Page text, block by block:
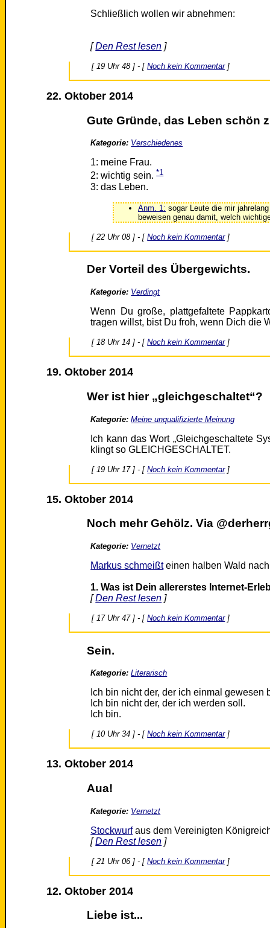
Schließlich wollen wir abnehmen:
[Den Rest lesen ]
[ 19 Uhr 48 ] - [Noch kein Kommentar]
22. Oktober 2014
Gute Gründe, das Leben schön
Kategorie: Verschiedenes
1: meine Frau.
2: wichtig sein.*1
3: das Leben.
Anm. 1: sogar Leute die mir
beweisen genau damit, welch
[ 22 Uhr 08 ] - [Noch kein Kommentar]
Der Vorteil des Übergewichts.
Kategorie: Verdingt
Wenn Du große, plattgefaltete
tragen willst, bist Du froh, wenn Dich die
[ 18 Uhr 14 ] - [Noch kein Kommentar]
19. Oktober 2014
Wer ist hier „gleichgeschaltet“?
Kategorie: Meine unqualifizierte Meinung
Ich kann das Wort „Gleichgeschaltete
klingt so GLEICHGESCHALTET.
[ 19 Uhr 17 ] - [Noch kein Kommentar]
15. Oktober 2014
Noch mehr Gehölz. Via
Kategorie: Vernetzt
Markus schmeißteinen halben Wald
1. Was ist Dein allererstes Internet-
[Den Rest lesen ]
[ 17 Uhr 47 ] - [Noch kein Kommentar]
Sein.
Kategorie: Literarisch
Ich bin nicht der, der ich einmal gewesen
Ich bin nicht der, der ich werden soll.
Ich bin.
[ 10 Uhr 34 ] - [Noch kein Kommentar]
13. Oktober 2014
Aua!
Kategorie: Vernetzt
Stockwurfaus dem Vereinigten
[Den Rest lesen ]
[ 21 Uhr 06 ] - [Noch kein Kommentar]
12. Oktober 2014
Liebe ist...